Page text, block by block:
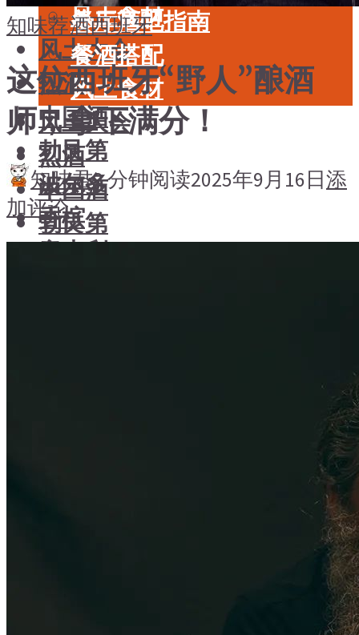
风土食材
风土大会
烈酒
中国酒
勃艮第
波尔多
香槟
意大利
搜索
搜索
餐厅酒吧指南
餐酒搭配
风土食材
风土大会
烈酒
中国酒
勃艮第
搜索
搜索
知味荐酒西班牙
这位西班牙“野人”酿酒
师，拿下满分！
知味君2 分钟阅读2025年9月16日添
加评论